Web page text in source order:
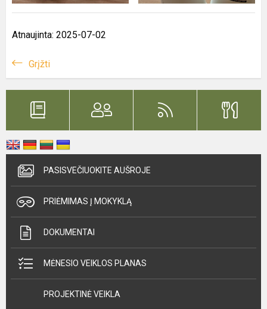
Atnaujinta: 2025-07-02
Grįžti
PASISVEČIUOKITE AUŠROJE
PRIĖMIMAS Į MOKYKLĄ
DOKUMENTAI
MĖNESIO VEIKLOS PLANAS
PROJEKTINĖ VEIKLA